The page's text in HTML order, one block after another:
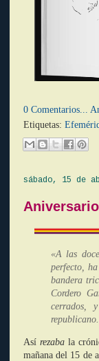
0 Comentarios...
Etiquetas:
sábado, 15 de
«A las
perfecto,
bandera
Cordero
cerrados,
Así rezaba la
mañana del 15 de